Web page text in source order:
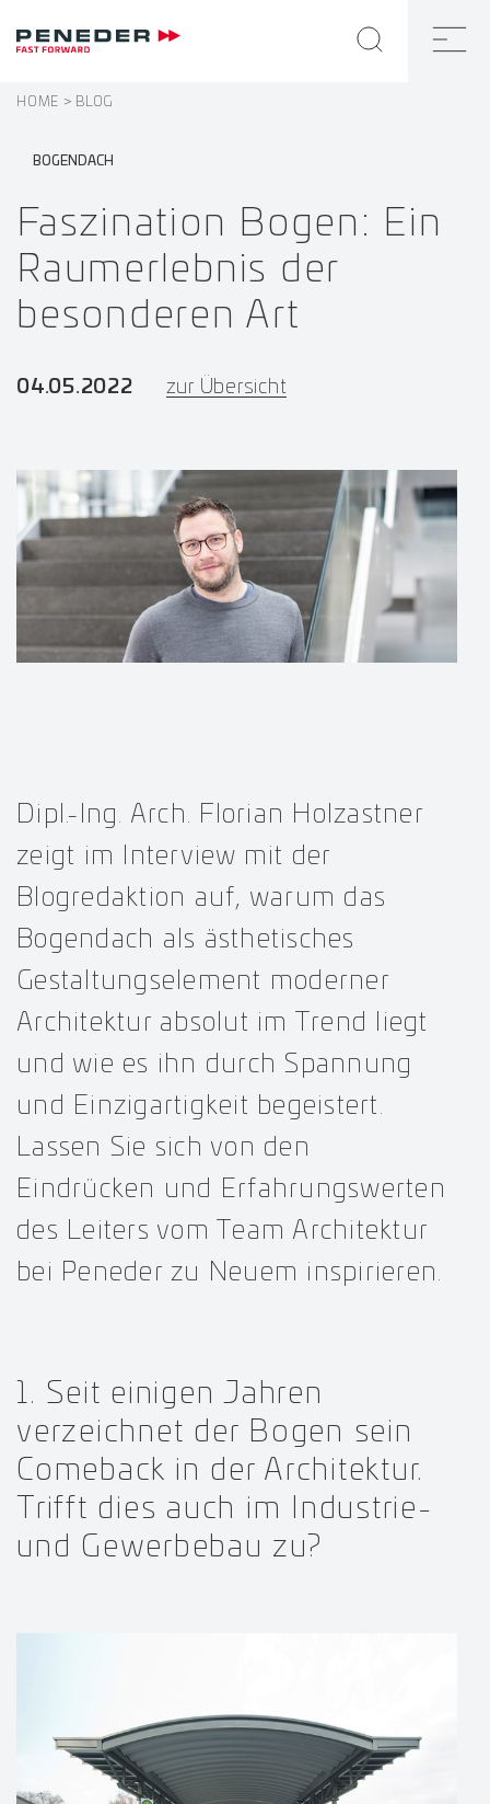
HOME BLOG
BOGENDACH
Faszination Bogen: Ein
Raumerlebnis der
besonderen Art
04.05.2022 zur Übersicht
Dipl.-Ing. Arch. Florian Holzastner
zeigt im Interview mit der
Blogredaktion auf, warum das
Bogendach als ästhetisches
Gestaltungselement moderner
Architektur absolut im Trend liegt
und wie es ihn durch Spannung
und Einzigartigkeit begeistert.
Lassen Sie sich von den
Eindrücken und Erfahrungswerten
des Leiters vom Team Architektur
bei Peneder zu Neuem inspirieren.
1. Seit einigen Jahren
verzeichnet der Bogen sein
Comeback in der Architektur.
Trifft dies auch im Industrie-
und Gewerbebau zu?